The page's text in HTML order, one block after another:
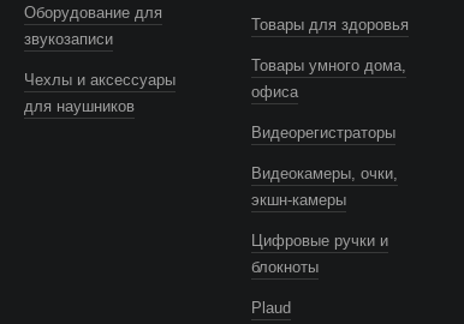
Оборудование для
звукозаписи
Чехлы и аксессуары
для наушников
Товары для здоровья
Товары умного дома,
офиса
Видеорегистраторы
Видеокамеры, очки,
экшн-камеры
Цифровые ручки и
блокноты
Plaud